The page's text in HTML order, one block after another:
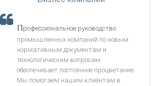
«РОСЕВРОБАНК»
«ПРЕСС-СЛУЖБА ВТБ24»
«Интервью»
Профессиональное руководство
промышленных компаний по новым
нормативным документам и
технологическим вопросам
обеспечивает постоянное процветание.
Мы помогаем нашим клиентам в